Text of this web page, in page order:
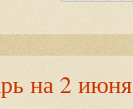
на 2 июня